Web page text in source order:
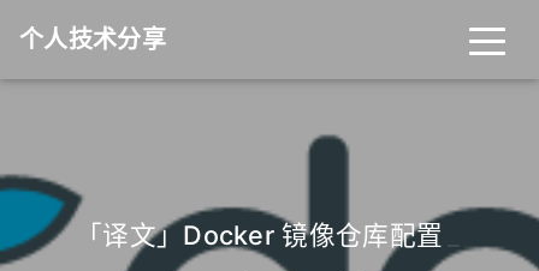
个人技术分享
关于 友链
「译文」Docker 镜像仓库配置